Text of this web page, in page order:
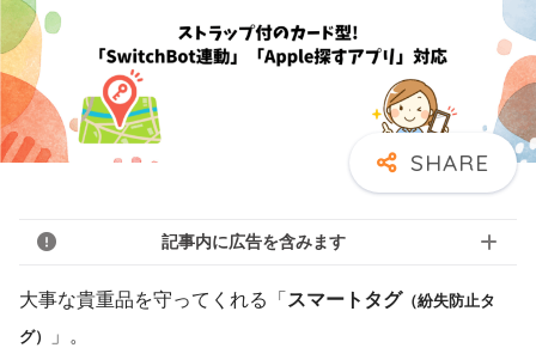
記事内に広告を含みます
大事な貴重品を守ってくれる「 スマートタグ （紛失防止タ
グ）
」。